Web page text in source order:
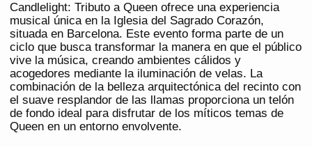
Candlelight: Tributo a Queen ofrece una experiencia
musical única en la Iglesia del Sagrado Corazón,
situada en Barcelona. Este evento forma parte de un
ciclo que busca transformar la manera en que el público
vive la música, creando ambientes cálidos y
acogedores mediante la iluminación de velas. La
combinación de la belleza arquitectónica del recinto con
el suave resplandor de las llamas proporciona un telón
de fondo ideal para disfrutar de los míticos temas de
Queen en un entorno envolvente.